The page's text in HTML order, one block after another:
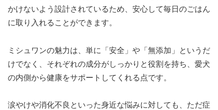
かけないよう設計されているため、安心して毎日のごはん
に取り入れることができます。
ミシュワンの魅力は、単に「安全」や「無添加」というだ
けでなく、それぞれの成分がしっかりと役割を持ち、愛犬
の内側から健康をサポートしてくれる点です。
涙やけや消化不良といった身近な悩みに対しても、ただ症